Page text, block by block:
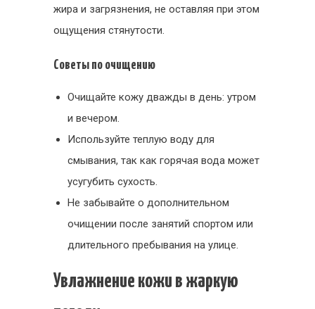
жира и загрязнения, не оставляя при этом
ощущения стянутости.
Советы по очищению
Очищайте кожу дважды в день: утром
и вечером.
Используйте теплую воду для
смывания, так как горячая вода может
усугубить сухость.
Не забывайте о дополнительном
очищении после занятий спортом или
длительного пребывания на улице.
Увлажнение кожи в жаркую